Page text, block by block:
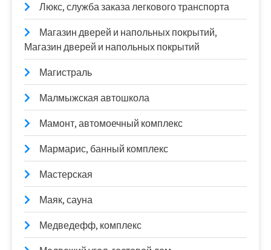
Люкс, служба заказа легкового транспорта
Магазин дверей и напольных покрытий,
Магазин дверей и напольных покрытий
Магистраль
Малмыжская автошкола
Мамонт, автомоечный комплекс
Мармарис, банный комплекс
Мастерская
Маяк, сауна
Медведефф, комплекс